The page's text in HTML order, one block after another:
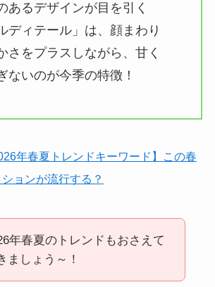
あるデザインが目を引く
ディテール」は、顔まわり
さをプラスしながら、甘く
ないのが今季の特徴！
年春夏トレンドキーワード】この春
ョンが流行する？
年春夏のトレンドもおさえて
ましょう～！